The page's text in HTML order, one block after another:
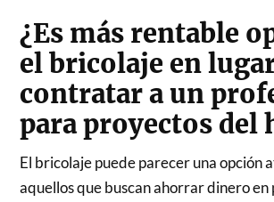
¿Es más rentable
el bricolaje en
contratar a un
para proyectos del
El bricolaje puede parecer una opción
aquellos que buscan ahorrar dinero en